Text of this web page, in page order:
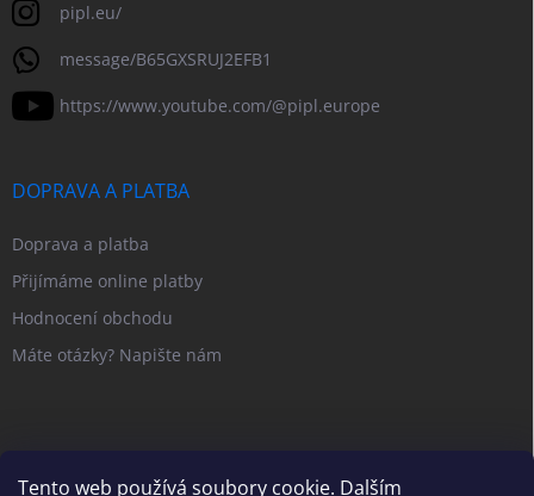
Tento web používá soubory cookie. Dalším
pipl.eu/
message/B65GXSRUJ2EFB1
https://www.youtube.com/@pipl.europe
DOPRAVA A PLATBA
Doprava a platba
Přijímáme online platby
Hodnocení obchodu
Máte otázky? Napište nám